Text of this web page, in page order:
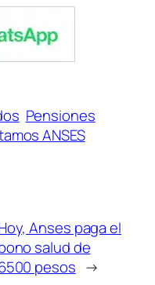
Pensiones
ANSES
Anses paga el
salud de
pesos →